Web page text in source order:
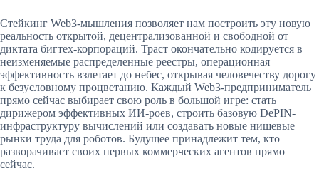
Стейкинг Web3-мышления позволяет нам построить эту новую
реальность открытой, децентрализованной и свободной от
диктата бигтех-корпораций. Траст окончательно кодируется в
неизменяемые распределенные реестры, операционная
эффективность взлетает до небес, открывая человечеству дорогу
к безусловному процветанию. Каждый Web3-предприниматель
прямо сейчас выбирает свою роль в большой игре: стать
дирижером эффективных ИИ-роев, строить базовую DePIN-
инфраструктуру вычислений или создавать новые нишевые
рынки труда для роботов. Будущее принадлежит тем, кто
разворачивает своих первых коммерческих агентов прямо
сейчас.